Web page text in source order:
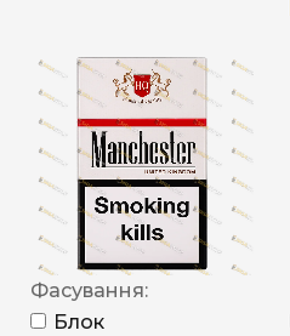
Фасування:
Блок